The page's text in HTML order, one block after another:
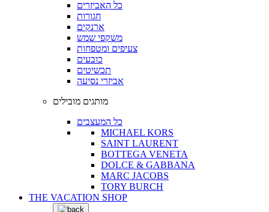
כל האביזרים
חגורות
ארנקים
משקפי שמש
צעיפים ומטפחות
כובעים
תכשיטים
אביזרי נסיעה
מותגים מובילים
כל המעצבים
MICHAEL KORS
SAINT LAURENT
BOTTEGA VENETA
DOLCE & GABBANA
MARC JACOBS
TORY BURCH
THE VACATION SHOP